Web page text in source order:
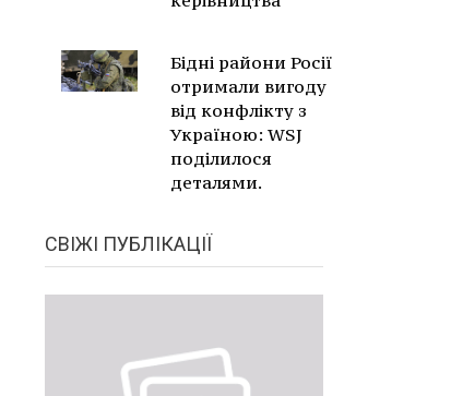
Бідні райони Росії
отримали вигоду
від конфлікту з
Україною: WSJ
поділилося
деталями.
СВІЖІ ПУБЛІКАЦІЇ